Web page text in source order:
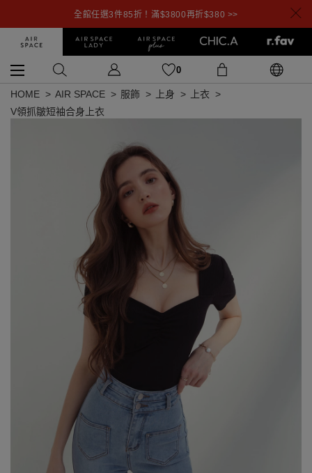
全館任選3件85折！滿$3800再折$380 >>
0
HOME AIR SPACE 服飾 上身
上衣
V領抓皺短袖合身上衣